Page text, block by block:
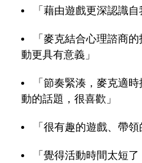
「藉由遊戲更深認識
「麥克結合心理諮商
動更具有意義」
「節奏緊湊，麥克適
動的話題，很喜歡」
「很有趣的遊戲、帶領
「覺得活動時間太短